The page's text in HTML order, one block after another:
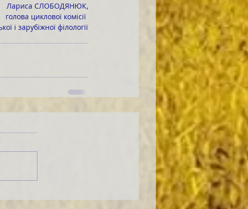
Лариса СЛОБОДЯНЮК,
голова циклової комісії
і зарубіжної філології